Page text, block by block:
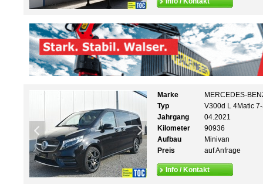
Marke
MERCEDES-
Typ
V300d L 4Matic
Jahrgang
04.2021
Kilometer
90936
Aufbau
Minivan
Preis
auf Anfrage
Info / Kontakt